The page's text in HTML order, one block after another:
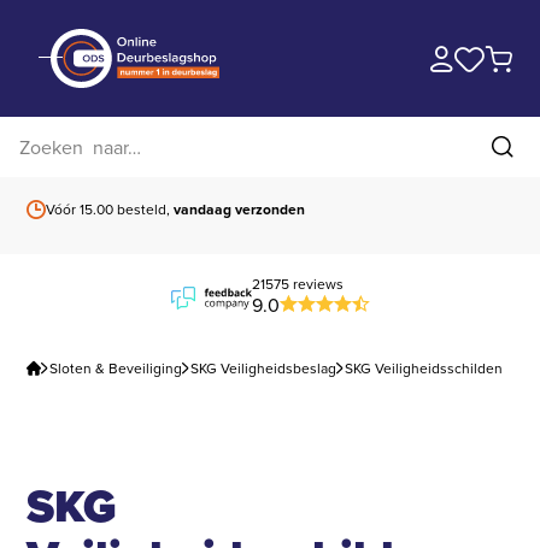
Vóór 15.00 besteld,vandaag verzonden
21575 reviews
9.0
Sloten & Beveiliging SKG Veiligheidsbeslag SKG Veiligheidsschilden
SKG